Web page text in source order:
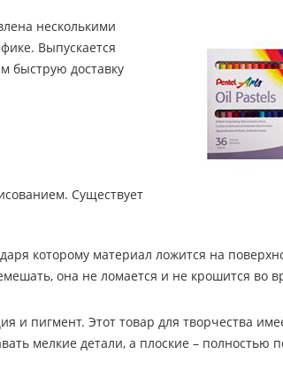
несколькими
Выпускается
быструю доставку
Существует
которому материал ложится на
она не ломается и не крошится во
и пигмент. Этот товар для творчества
мелкие детали, а плоские – полностью